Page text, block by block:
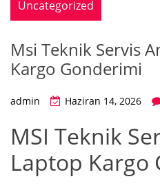
Uncategorized
Msi Teknik Servis
Kargo Gonderimi
admin Haziran 14, 2026
MSI Teknik
Laptop Kargo